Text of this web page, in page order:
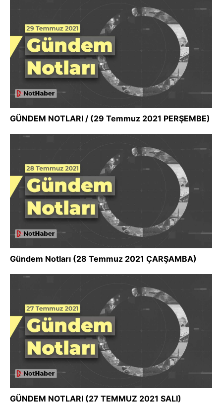
GÜNDEM NOTLARI / (29 Temmuz 2021 PERŞEMBE)
Gündem Notları (28 Temmuz 2021 ÇARŞAMBA)
GÜNDEM NOTLARI (27 TEMMUZ 2021 SALI)